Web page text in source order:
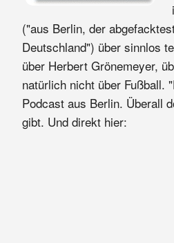
("aus Berlin, der
Deutschland") über sinnlos
über Herbert Grönemeyer,
natürlich nicht über Fußball.
Podcast aus Berlin. Überall
gibt. Und direkt hier: